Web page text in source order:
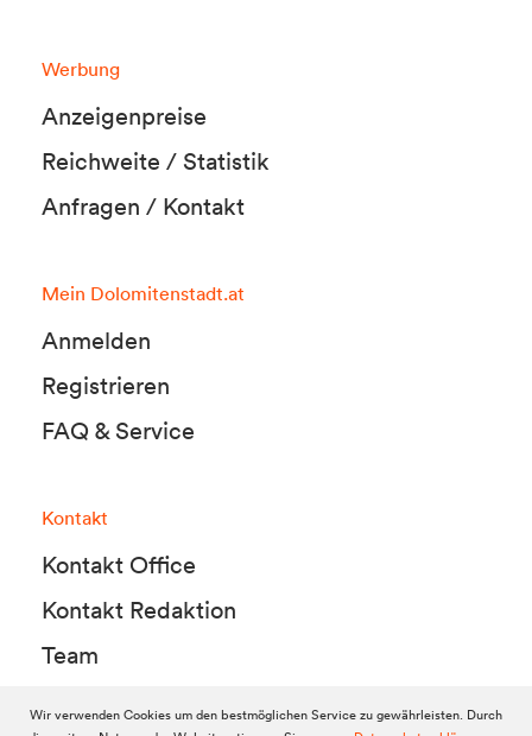
Werbung
Anzeigenpreise
Reichweite / Statistik
Anfragen / Kontakt
Mein Dolomitenstadt.at
Anmelden
Registrieren
FAQ & Service
Kontakt
Kontakt Office
Kontakt Redaktion
Team
Wir verwenden Cookies um den bestmöglichen Service zu gewährleisten. Durch